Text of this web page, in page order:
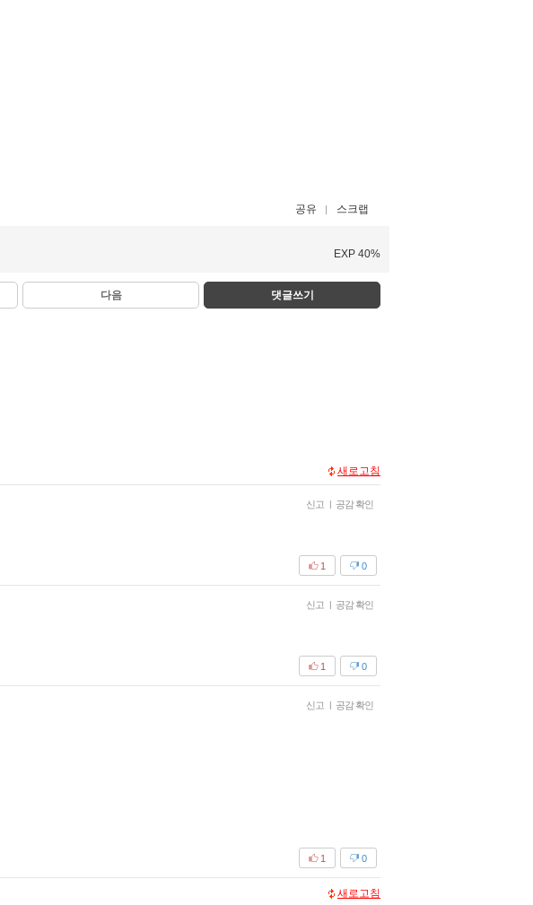
공유 스크랩
EXP 40%
다음 댓글쓰기
새로고침
신고 | 공감 확인
0
1
신고 | 공감 확인
0
1
신고 | 공감 확인
0
1
새로고침